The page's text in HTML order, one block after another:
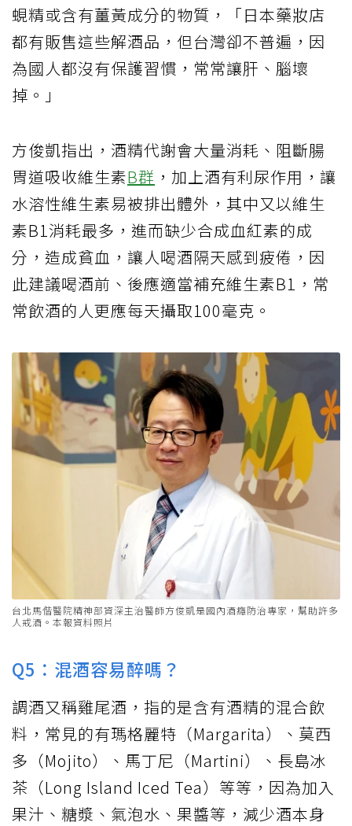
蜆精或含有薑黃成分的物質，「日本藥妝店
都有販售這些解酒品，但台灣卻不普遍，因
為國人都沒有保護習慣，常常讓肝、腦壞
掉。」
方俊凱指出，酒精代謝會大量消耗、阻斷腸
胃道吸收維生素B群 ，加上酒有利尿作用，讓
水溶性維生素易被排出體外，其中又以維生
素B1消耗最多，進而缺少合成血紅素的成
分，造成貧血，讓人喝酒隔天感到疲倦，因
此建議喝酒前、後應適當補充維生素B1，常
常飲酒的人更應每天攝取100毫克。
台北馬偕醫院精神部資深主治醫師方俊凱是國內酒癮防治專家，幫助許多
人戒酒。本報資料照片
Q5：混酒容易醉嗎？
調酒又稱雞尾酒，指的是含有酒精的混合飲
料，常見的有瑪格麗特（Margarita）、莫西
多（Mojito）、馬丁尼（Martini）、長島冰
茶（Long Island Iced Tea）等等，因為加入
果汁、糖漿、氣泡水、果醬等，減少酒本身